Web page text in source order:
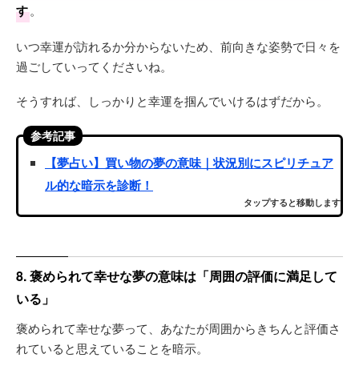
す。
いつ幸運が訪れるか分からないため、前向きな姿勢で日々を
過ごしていってくださいね。
そうすれば、しっかりと幸運を掴んでいけるはずだから。
参考記事
【夢占い】買い物の夢の意味｜状況別にスピリチュア
ル的な暗示を診断！
タップすると移動します
8. 褒められて幸せな夢の意味は「周囲の評価に満足して
いる」
褒められて幸せな夢って、あなたが周囲からきちんと評価さ
れていると思えていることを暗示。